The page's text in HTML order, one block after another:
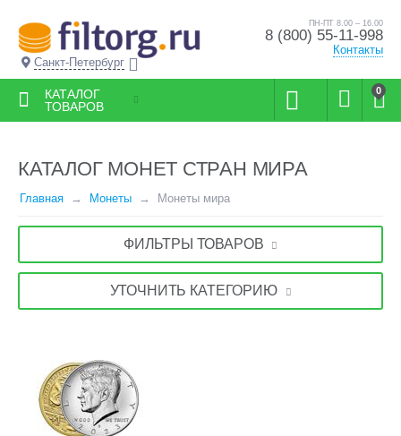
Санкт-Петербург
ПН-ПТ 8.00 – 16.00
8 (800) 55-11-998
Контакты
0
КАТАЛОГ
ТОВАРОВ
КАТАЛОГ МОНЕТ СТРАН МИРА
Главная Монеты Монеты мира
ФИЛЬТРЫ ТОВАРОВ
УТОЧНИТЬ КАТЕГОРИЮ